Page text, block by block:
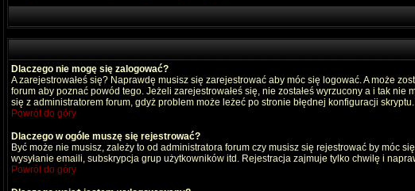
Dlaczego nie mogę się zalogować?
A zarejestrowałeś się? Naprawdę musisz się zarejestrować aby móc się logować. A może
forum aby poznać powód tego. Jeżeli zarejestrowałeś się, nie zostałeś wyrzucony a i tak
się z administratorem forum, gdyż problem może leżeć po stronie błędnej konfiguracji skryptu.
Powrót do góry
Dlaczego w ogóle muszę się rejestrować?
Być może nie musisz, zależy to od administratora forum czy musisz się rejestrować by móc
wysyłanie emaili, subskrypcja grup użytkowników itd. Rejestracja zajmuje tylko chwilę i
Powrót do góry